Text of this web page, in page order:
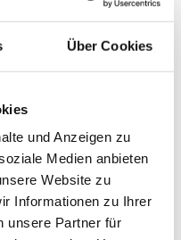
Über Cookies
und Anzeigen zu
Medien anbieten
Website zu
Informationen zu Ihrer
unsere Partner für